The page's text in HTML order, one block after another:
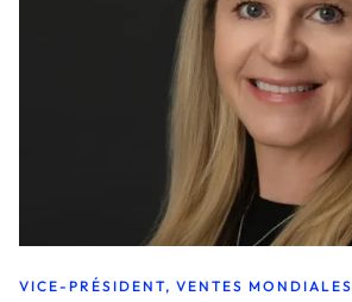
VICE-PRÉSIDENT, VENTES MONDIALES